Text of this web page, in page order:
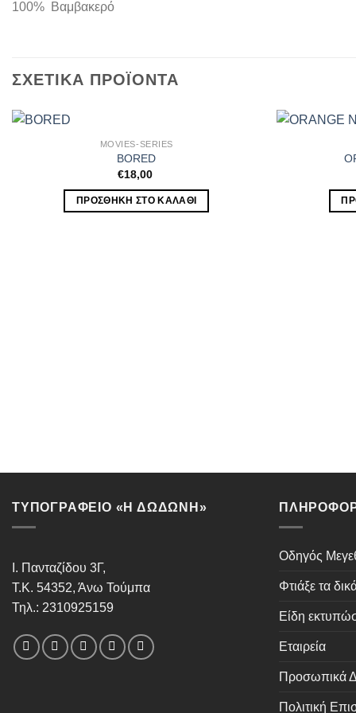
100% Βαμβακερό
ΣΧΕΤΙΚΆ ΠΡΟΪΌΝΤΑ
MOVIES-SERIES
BORED
€18,00
ΠΡΟΣΘΉΚΗ ΣΤΟ ΚΑΛΆΘΙ
ΤΥΠΟΓΡΑΦΕΙΟ «Η ΔΩΔΩΝΗ»
Ι. Πανταζίδου 3Γ,
Τ.Κ. 54352, Άνω Τούμπα
Τηλ.: 2310925159
Οδηγός
Φτιάξε τα
Είδη
Εταιρεία
Προσωπικά
Πολιτική